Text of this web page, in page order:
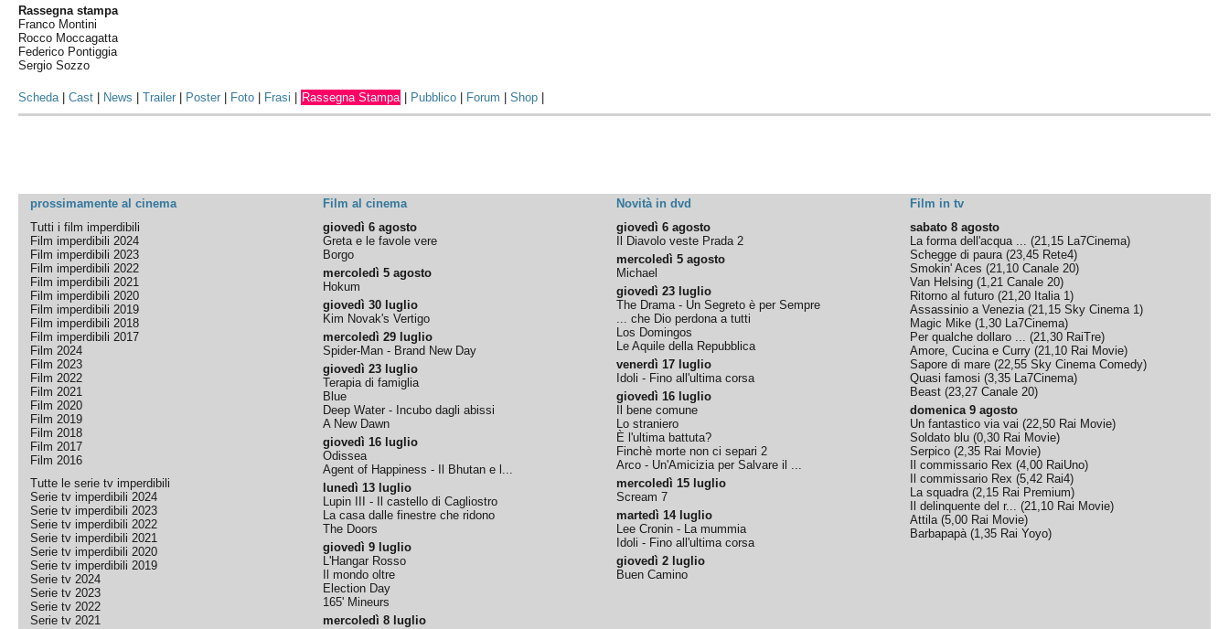
Rassegna stampa
Franco Montini
Rocco Moccagatta
Federico Pontiggia
Sergio Sozzo
Scheda|Cast News |Trailer Poster Foto Frasi Rassegna Stampa Pubblico Forum |Shop
prossimamente al cinema Film al cinema Novità in dvd
Film in tv
Tutti i film imperdibili
Film imperdibili 2024
Film imperdibili 2023
Film imperdibili 2022
Film imperdibili 2021
Film imperdibili 2020
Film imperdibili 2019
Film imperdibili 2018
Film imperdibili 2017
Film 2024
Film 2023
Film 2022
Film 2021
Film 2020
Film 2019
Film 2018
Film 2017
Film 2016
Tutte le serie tv imperdibili
Serie tv imperdibili 2024
Serie tv imperdibili 2023
Serie tv imperdibili 2022
Serie tv imperdibili 2021
Serie tv imperdibili 2020
Serie tv imperdibili 2019
Serie tv 2024
Serie tv 2023
Serie tv 2022
Serie tv 2021
giovedì 6 agosto
Greta e le favole vere
Borgo
mercoledì 5 agosto
Hokum
giovedì 30 luglio
Kim Novak's Vertigo
mercoledì 29 luglio
Spider-Man - Brand New Day
giovedì 23 luglio
Terapia di famiglia
Blue
Deep Water - Incubo dagli abissi
A New Dawn
giovedì 16 luglio
Odissea
Agent of Happiness - Il Bhutan e l...
lunedì 13 luglio
Lupin III - Il castello di Cagliostro
La casa dalle finestre che ridono
The Doors
giovedì 9 luglio
L'Hangar Rosso
Il mondo oltre
Election Day
165' Mineurs
mercoledì 8 luglio
giovedì 6 agosto
Il Diavolo veste Prada 2
mercoledì 5 agosto
Michael
giovedì 23 luglio
The Drama - Un Segreto è per Sempre
... che Dio perdona a tutti
Los Domingos
Le Aquile della Repubblica
venerdì 17 luglio
Idoli - Fino all'ultima corsa
giovedì 16 luglio
Il bene comune
Lo straniero
È l'ultima battuta?
Finchè morte non ci separi 2
Arco - Un'Amicizia per Salvare il ...
mercoledì 15 luglio
Scream 7
martedì 14 luglio
Lee Cronin - La mummia
Idoli - Fino all'ultima corsa
giovedì 2 luglio
Buen Camino
sabato 8 agosto
La forma dell'acqua ... (21,15 La7Cinema)
Schegge di paura(23,45 Rete4)
Smokin' Aces (21,10 Canale 20)
Van Helsing (1,21 Canale 20)
Ritorno al futuro (21,20 Italia 1)
Assassinio a Venezia(21,15 Sky Cinema 1)
Magic Mike (1,30 La7Cinema)
Per qualche dollaro ... (21,30 RaiTre)
Amore, Cucina e Curry (21,10 Rai Movie)
Sapore di mare (22,55 Sky Cinema Comedy)
Quasi famosi (3,35 La7Cinema)
Beast (23,27 Canale 20)
domenica 9 agosto
Un fantastico via vai (22,50 Rai Movie)
Soldato blu (0,30 Rai Movie)
Serpico (2,35 Rai Movie)
Il commissario Rex (4,00 RaiUno)
Il commissario Rex (5,42 Rai4)
La squadra(2,15 Rai Premium)
Il delinquente del r... (21,10 Rai Movie)
Attila(5,00 Rai Movie)
Barbapapà(1,35 Rai Yoyo)